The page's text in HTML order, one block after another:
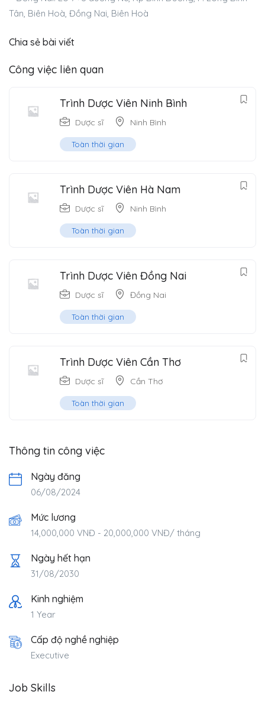
Tân, Biên Hoà, Đồng Nai, Biên Hoà
Chia sẻ bài viết
Công việc liên quan
Trình Dược Viên Ninh Bình
Dược sĩ Ninh Bình
Toàn thời gian
Trình Dược Viên Hà Nam
Dược sĩ Ninh Bình
Toàn thời gian
Trình Dược Viên Đồng Nai
Dược sĩ Đồng Nai
Toàn thời gian
Trình Dược Viên Cần Thơ
Dược sĩ Cần Thơ
Toàn thời gian
Thông tin công việc
Ngày đăng
06/08/2024
Mức lương
14,000,000 VNĐ - 20,000,000 VNĐ/ tháng
Ngày hết hạn
31/08/2030
Kinh nghiệm
1 Year
Cấp độ nghề nghiệp
Executive
Job Skills